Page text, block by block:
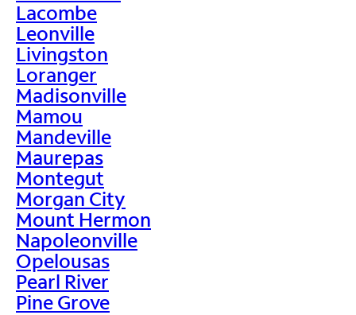
Lacombe
Leonville
Livingston
Loranger
Madisonville
Mamou
Mandeville
Maurepas
Montegut
Morgan City
Mount Hermon
Napoleonville
Opelousas
Pearl River
Pine Grove